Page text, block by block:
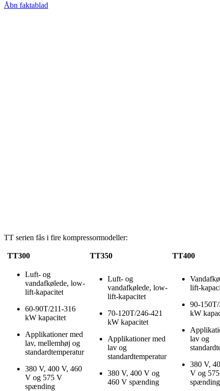
Åbn faktablad
TT serien fås i fire kompressormodeller:
TT300 TT350 TT400
Luft- og
vandafkølede, low-
lift-kapacitet
60-90T/211-316
kW kapacitet
Applikationer med
lav, mellemhøj og
standardtemperatur
380 V, 400 V, 460
V og 575 V
spænding
Luft- og
vandafkølede, low-
lift-kapacitet
70-120T/246-421
kW kapacitet
Applikationer med
lav og
standardtemperatur
380 V, 400 V og
460 V spænding
lift-
90-
kW
lav og
380 V,
V og
spænding